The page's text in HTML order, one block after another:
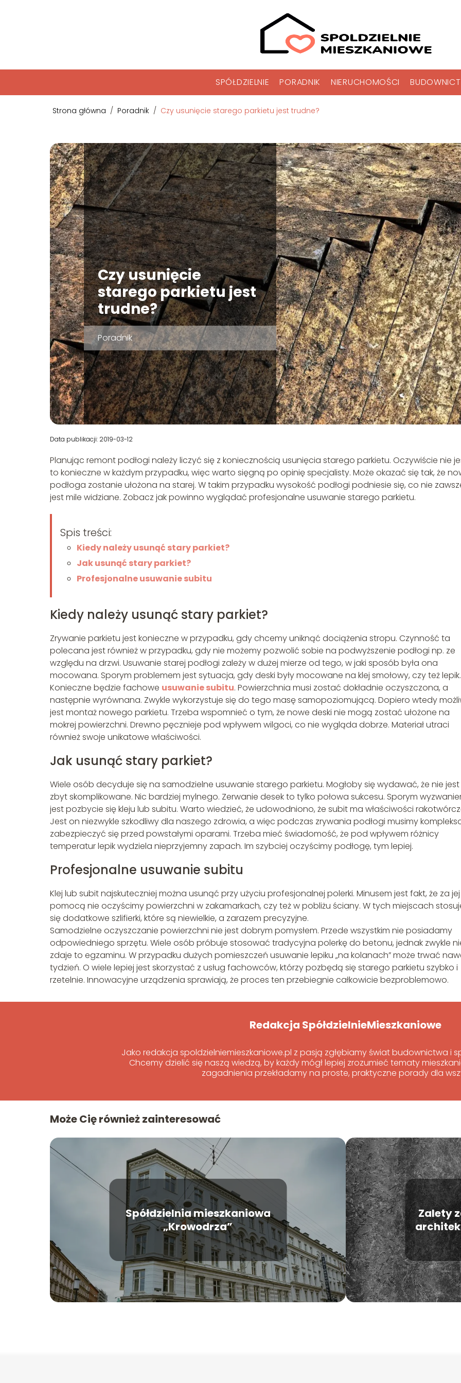
SPÓŁDZIELNIE PORADNIK NIERUCHOMOŚCI
Strona główna / Poradnik / Czy usunięcie starego parkietu jest trudne?
Czy usunięcie
starego parkietu jest
trudne?
Poradnik
Data publikacji: 2019-03-12
Planując remont podłogi należy liczyć się z koniecznością usunięcia starego parkietu. Oczywiście nie
to konieczne w każdym przypadku, więc warto sięgną po opinię specjalisty. Może okazać się tak, że
podłoga zostanie ułożona na starej. W takim przypadku wysokość podłogi podniesie się, co nie
jest mile widziane. Zobacz jak powinno wyglądać profesjonalne usuwanie starego parkietu.
Spis treści:
Kiedy należy usunąć stary parkiet?
Jak usunąć stary parkiet?
Profesjonalne usuwanie subitu
Kiedy należy usunąć stary parkiet?
Zrywanie parkietu jest konieczne w przypadku, gdy chcemy uniknąć dociążenia stropu. Czynność ta
polecana jest również w przypadku, gdy nie możemy pozwolić sobie na podwyższenie podłogi np. ze
względu na drzwi. Usuwanie starej podłogi zależy w dużej mierze od tego, w jaki sposób była ona
mocowana. Sporym problemem jest sytuacja, gdy deski były mocowane na klej smołowy, czy też lepik.
Konieczne będzie fachowe usuwanie subitu. Powierzchnia musi zostać dokładnie oczyszczona, a
następnie wyrównana. Zwykle wykorzystuje się do tego masę samopoziomującą. Dopiero wtedy
jest montaż nowego parkietu. Trzeba wspomnieć o tym, że nowe deski nie mogą zostać ułożone na
mokrej powierzchni. Drewno pęcznieje pod wpływem wilgoci, co nie wygląda dobrze. Materiał utraci
również swoje unikatowe właściwości.
Jak usunąć stary parkiet?
Wiele osób decyduje się na samodzielne usuwanie starego parkietu. Mogłoby się wydawać, że nie
zbyt skomplikowane. Nic bardziej mylnego. Zerwanie desek to tylko połowa sukcesu. Sporym
jest pozbycie się kleju lub subitu. Warto wiedzieć, że udowodniono, że subit ma właściwości
Jest on niezwykle szkodliwy dla naszego zdrowia, a więc podczas zrywania podłogi musimy
zabezpieczyć się przed powstałymi oparami. Trzeba mieć świadomość, że pod wpływem różnicy
temperatur lepik wydziela nieprzyjemny zapach. Im szybciej oczyścimy podłogę, tym lepiej.
Profesjonalne usuwanie subitu
Klej lub subit najskuteczniej można usunąć przy użyciu profesjonalnej polerki. Minusem jest fakt, że za jej
pomocą nie oczyścimy powierzchni w zakamarkach, czy też w pobliżu ściany. W tych miejscach
się dodatkowe szlifierki, które są niewielkie, a zarazem precyzyjne.
Samodzielne oczyszczanie powierzchni nie jest dobrym pomysłem. Przede wszystkim nie posiadamy
odpowiedniego sprzętu. Wiele osób próbuje stosować tradycyjna polerkę do betonu, jednak zwykle
zdaje to egzaminu. W przypadku dużych pomieszczeń usuwanie lepiku „na kolanach” może trwać
tydzień. O wiele lepiej jest skorzystać z usług fachowców, którzy pozbędą się starego parkietu szybko i
rzetelnie. Innowacyjne urządzenia sprawiają, że proces ten przebiegnie całkowicie bezproblemowo.
Redakcja SpółdzielnieMieszkaniowe
Jako redakcja spoldzielniemieszkaniowe.pl z pasją zgłębiamy świat budownictwa i
Chcemy dzielić się naszą wiedzą, by każdy mógł lepiej zrozumieć tematy
zagadnienia przekładamy na proste, praktyczne porady dla
Może Cię również zainteresować
Spółdzielnia mieszkaniowa
„Krowodrza”
Zalety